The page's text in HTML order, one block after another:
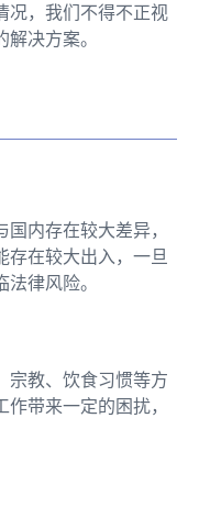
况，我们不得不正视
决方案。
内存在较大差异，
存在较大出入，一旦
律风险。
宗教、饮食习惯等方
带来一定的困扰，